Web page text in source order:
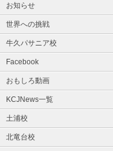
お知らせ
世界への挑戦
牛久パサニア校
Facebook
おもしろ動画
KCJNews一覧
土浦校
北竜台校